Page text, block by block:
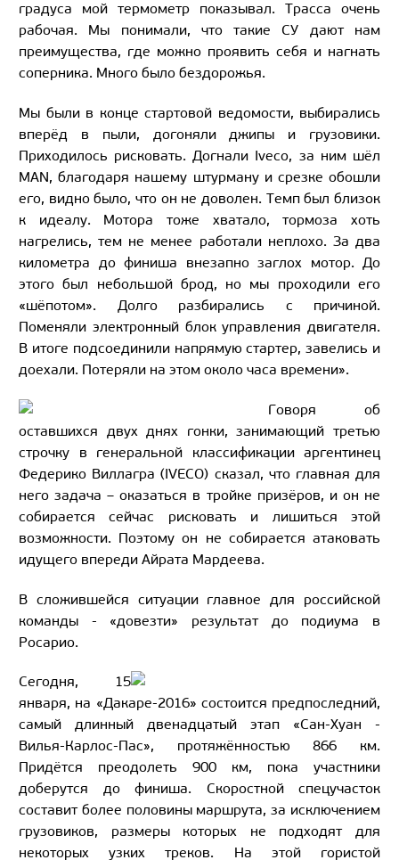
градуса мой термометр показывал. Трасса очень
рабочая. Мы понимали, что такие СУ дают нам
преимущества, где можно проявить себя и нагнать
соперника. Много было бездорожья.
Мы были в конце стартовой ведомости, выбирались
вперёд в пыли, догоняли джипы и грузовики.
Приходилось рисковать. Догнали Iveco, за ним шёл
MAN, благодаря нашему штурману и срезке обошли
его, видно было, что он не доволен. Темп был близок
к идеалу. Мотора тоже хватало, тормоза хоть
нагрелись, тем не менее работали неплохо. За два
километра до финиша внезапно заглох мотор. До
этого был небольшой брод, но мы проходили его
«шёпотом». Долго разбирались с причиной.
Поменяли электронный блок управления двигателя.
В итоге подсоединили напрямую стартер, завелись и
доехали. Потеряли на этом около часа времени».
Говоря об
оставшихся двух днях гонки, занимающий третью
строчку в генеральной классификации аргентинец
Федерико Виллагра (IVECO) сказал, что главная для
него задача – оказаться в тройке призёров, и он не
собирается сейчас рисковать и лишиться этой
возможности. Поэтому он не собирается атаковать
идущего впереди Айрата Мардеева.
В сложившейся ситуации главное для российской
команды - «довезти» результат до подиума в
Росарио.
Сегодня, 15
января, на «Дакаре-2016» состоится предпоследний,
самый длинный двенадцатый этап «Сан-Хуан -
Вилья-Карлос-Пас», протяжённостью 866 км.
Придётся преодолеть 900 км, пока участники
доберутся до финиша. Скоростной спецучасток
составит более половины маршрута, за исключением
грузовиков, размеры которых не подходят для
некоторых узких треков. На этой гористой